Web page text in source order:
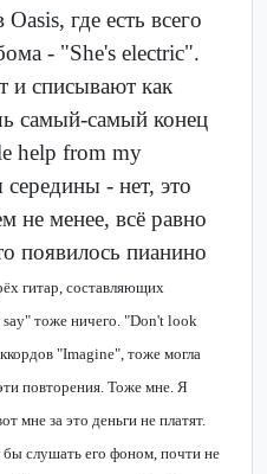
где есть всего
- "She's electric".
и списывают как
самый-самый конец
help from my
- нет, это
не менее, всё равно
появилось пианино
гитар, составляющих
тоже ничего. "Don't look
"Imagine", тоже могла
повторения. Тоже мне. Я
мне за это деньги не платят.
слушать его фоном, почти не